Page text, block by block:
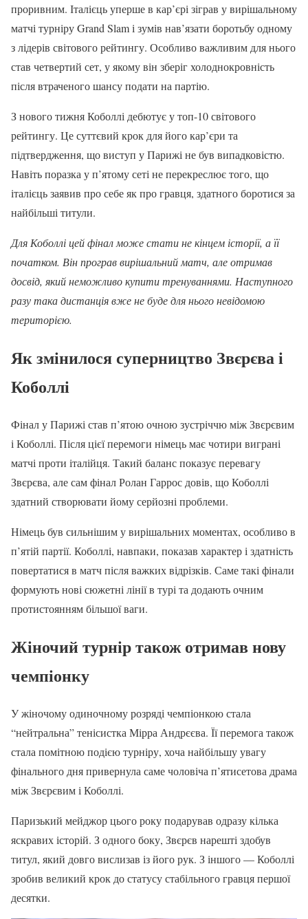
проривним. Італієць уперше в кар’єрі зіграв у вирішальному
матчі турніру Grand Slam і зумів нав’язати боротьбу одному
з лідерів світового рейтингу. Особливо важливим для нього
став четвертий сет, у якому він зберіг холоднокровність
після втраченого шансу подати на партію.
З нового тижня Коболлі дебютує у топ-10 світового
рейтингу. Це суттєвий крок для його кар’єри та
підтвердження, що виступ у Парижі не був випадковістю.
Навіть поразка у п’ятому сеті не перекреслює того, що
італієць заявив про себе як про гравця, здатного боротися за
найбільші титули.
Для Коболлі цей фінал може стати не кінцем історії, а її
початком. Він програв вирішальний матч, але отримав
досвід, який неможливо купити тренуваннями. Наступного
разу така дистанція вже не буде для нього невідомою
територією.
Як змінилося суперництво Звєрєва і
Коболлі
Фінал у Парижі став п’ятою очною зустріччю між Звєрєвим
і Коболлі. Після цієї перемоги німець має чотири виграні
матчі проти італійця. Такий баланс показує перевагу
Звєрєва, але сам фінал Ролан Гаррос довів, що Коболлі
здатний створювати йому серйозні проблеми.
Німець був сильнішим у вирішальних моментах, особливо в
п’ятій партії. Коболлі, навпаки, показав характер і здатність
повертатися в матч після важких відрізків. Саме такі фінали
формують нові сюжетні лінії в турі та додають очним
протистоянням більшої ваги.
Жіночий турнір також отримав нову
чемпіонку
У жіночому одиночному розряді чемпіонкою стала
“нейтральна” тенісистка Мірра Андрєєва. Її перемога також
стала помітною подією турніру, хоча найбільшу увагу
фінального дня привернула саме чоловіча п’ятисетова драма
між Звєрєвим і Коболлі.
Паризький мейджор цього року подарував одразу кілька
яскравих історій. З одного боку, Звєрєв нарешті здобув
титул, який довго вислизав із його рук. З іншого — Коболлі
зробив великий крок до статусу стабільного гравця першої
десятки.